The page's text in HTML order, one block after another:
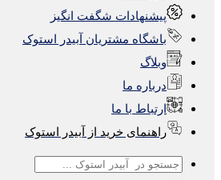
پیشنهادات شگفت انگیز
باشگاه مشتریان آبیدر استوک
وبلاگ
درباره ما
ارتباط با ما
راهنمای خرید از آبیدر استوک
جستجو